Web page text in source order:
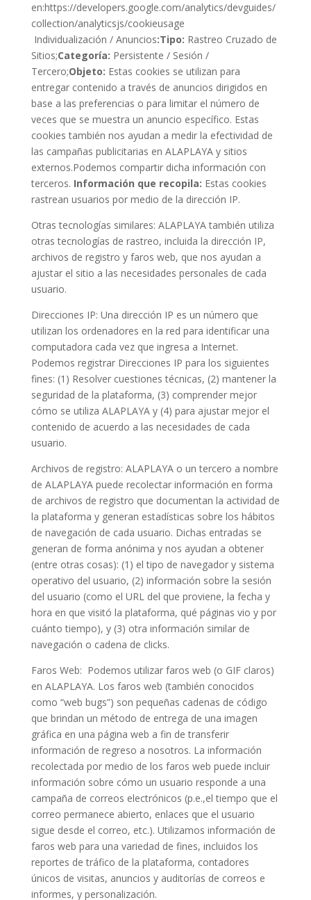
en:https://developers.google.com/analytics/devguides/
collection/analyticsjs/cookieusage
Individualización / Anuncios:Tipo: Rastreo Cruzado de
Sitios;Categoría: Persistente / Sesión /
Tercero;Objeto: Estas cookies se utilizan para
entregar contenido a través de anuncios dirigidos en
base a las preferencias o para limitar el número de
veces que se muestra un anuncio específico. Estas
cookies también nos ayudan a medir la efectividad de
las campañas publicitarias en ALAPLAYA y sitios
externos.Podemos compartir dicha información con
terceros. Información que recopila: Estas cookies
rastrean usuarios por medio de la dirección IP.
Otras tecnologías similares: ALAPLAYA también utiliza
otras tecnologías de rastreo, incluida la dirección IP,
archivos de registro y faros web, que nos ayudan a
ajustar el sitio a las necesidades personales de cada
usuario.
Direcciones IP: Una dirección IP es un número que
utilizan los ordenadores en la red para identificar una
computadora cada vez que ingresa a Internet.
Podemos registrar Direcciones IP para los siguientes
fines: (1) Resolver cuestiones técnicas, (2) mantener la
seguridad de la plataforma, (3) comprender mejor
cómo se utiliza ALAPLAYA y (4) para ajustar mejor el
contenido de acuerdo a las necesidades de cada
usuario.
Archivos de registro: ALAPLAYA o un tercero a nombre
de ALAPLAYA puede recolectar información en forma
de archivos de registro que documentan la actividad de
la plataforma y generan estadísticas sobre los hábitos
de navegación de cada usuario. Dichas entradas se
generan de forma anónima y nos ayudan a obtener
(entre otras cosas): (1) el tipo de navegador y sistema
operativo del usuario, (2) información sobre la sesión
del usuario (como el URL del que proviene, la fecha y
hora en que visitó la plataforma, qué páginas vio y por
cuánto tiempo), y (3) otra información similar de
navegación o cadena de clicks.
Faros Web: Podemos utilizar faros web (o GIF claros)
en ALAPLAYA. Los faros web (también conocidos
como “web bugs”) son pequeñas cadenas de código
que brindan un método de entrega de una imagen
gráfica en una página web a fin de transferir
información de regreso a nosotros. La información
recolectada por medio de los faros web puede incluir
información sobre cómo un usuario responde a una
campaña de correos electrónicos (p.e.,el tiempo que el
correo permanece abierto, enlaces que el usuario
sigue desde el correo, etc.). Utilizamos información de
faros web para una variedad de fines, incluidos los
reportes de tráfico de la plataforma, contadores
únicos de visitas, anuncios y auditorías de correos e
informes, y personalización.